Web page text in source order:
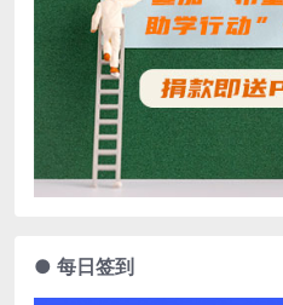
● 每日签到